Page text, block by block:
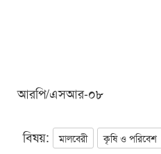
আরপি/এসআর-০৮
বিষয়: মালবেরী কৃষি ও পরিবেশ